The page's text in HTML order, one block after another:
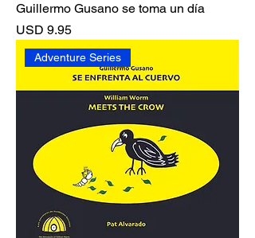
Guillermo Gusano se toma un día
Precio
USD 9.95
Adventure Series